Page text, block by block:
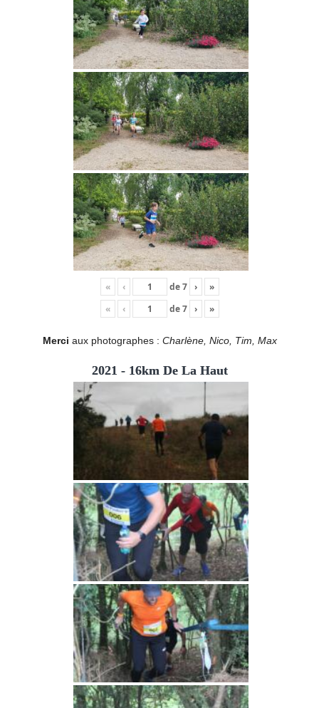
« ‹ de7 ›
»
«
‹ de7 › »
Merci aux photographes : Charlène, Nico, Tim, Max
2021 - 16km De La Haut